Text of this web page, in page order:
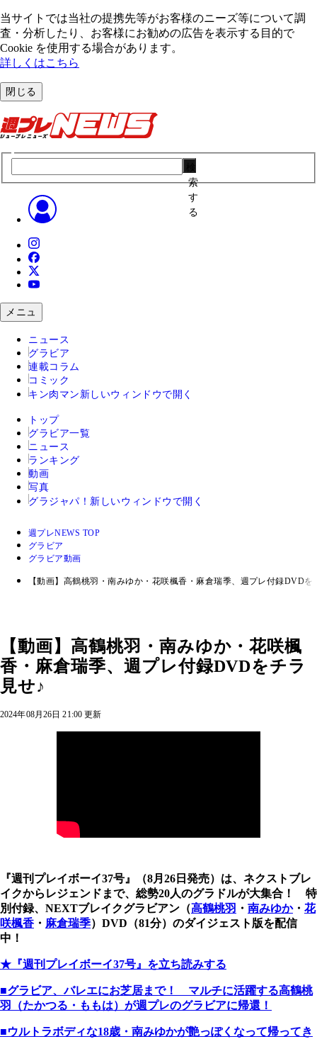
当サイトでは当社の提携先等がお客様のニーズ等について調
査・分析したり、お客様にお勧めの広告を表⽰する⽬的で
Cookie を使⽤する場合があります。
詳しくはこちら
閉じる
索
す
る
メニュ
ニュース
グラビア
連載コラム
コミック
キン肉マン 新しいウィンドウで開く
トップ
グラビア一覧
ニュース
ランキング
動画
写真
グラジャパ！ 新しいウィンドウで開く
週プレNEWS TOP
グラビア
グラビア動画
【動画】高鶴桃羽・南みゆか・花咲楓香・麻倉瑞季、週プレ付録DVDを
【動画】高鶴桃羽・南みゆか・花咲楓
香・麻倉瑞季、週プレ付録DVDをチラ
見せ♪
2024年08月26日 21:00 更新
『週刊プレイボーイ37号』（8月26日発売）は、ネクストブレ
イクからレジェンドまで、総勢20人のグラドルが大集合！ 特
別付録、NEXTブレイクグラビアン（高鶴桃羽 ・ 南みゆか・ 花
咲楓香 ・ 麻倉瑞季）DVD（81分）のダイジェスト版を配信
中！
★『週刊プレイボーイ37号』を立ち読みする
■グラビア、バレエにお芝居まで！ マルチに活躍する高鶴桃
羽（たかつる・ももは）が週プレのグラビアに帰還！
■ウルトラボディな18歳・南みゆかが艶っぽくなって帰ってき